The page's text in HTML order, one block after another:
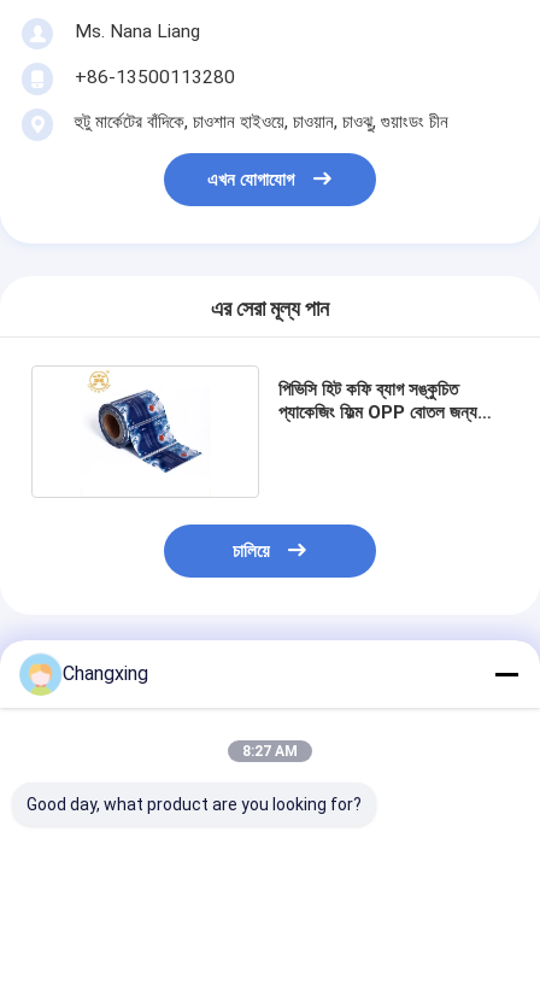
Ms. Nana Liang
+86-13500113280
হুটু মার্কেটের বাঁদিকে, চাওশান হাইওয়ে, চাওয়ান, চাওঝু, গুয়াংডং চীন
এখন যোগাযোগ
এর সেরা মূল্য পান
পিভিসি হিট কফি ব্যাগ সঙ্কুচিত
প্যাকেজিং ফিল্ম OPP বোতল জন্য
চালিয়ে
প্রস্তাবিত পণ্য
Changxing
8:27 AM
Good day, what product are you looking for?